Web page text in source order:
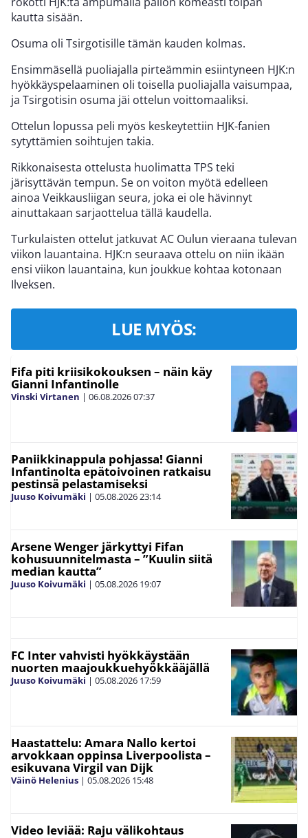
kautta sisään.
Osuma oli Tsirgotisille tämän kauden kolmas.
Ensimmäsellä puoliajalla pirteämmin esiintyneen HJK:n
hyökkäyspelaaminen oli toisella puoliajalla vaisumpaa,
ja Tsirgotisin osuma jäi ottelun voittomaaliksi.
Ottelun lopussa peli myös keskeytettiin HJK-fanien
sytyttämien soihtujen takia.
Rikkonaisesta ottelusta huolimatta TPS teki
järisyttävän tempun. Se on voiton myötä edelleen
ainoa Veikkausliigan seura, joka ei ole hävinnyt
ainuttakaan sarjaottelua tällä kaudella.
Turkulaisten ottelut jatkuvat AC Oulun vieraana tulevan
viikon lauantaina. HJK:n seuraava ottelu on niin ikään
ensi viikon lauantaina, kun joukkue kohtaa kotonaan
Ilveksen.
LUE MYÖS:
Fifa piti kriisikokouksen – näin käy
Gianni Infantinolle
Vinski Virtanen | 06.08.202607:37
Paniikkinappula pohjassa! Gianni
Infantinolta epätoivoinen ratkaisu
pestinsä pelastamiseksi
Juuso Koivumäki | 05.08.202623:14
Arsene Wenger järkyttyi Fifan
kohusuunnitelmasta – ”Kuulin siitä
median kautta”
Juuso Koivumäki | 05.08.2026 19:07
FC Inter vahvisti hyökkäystään
nuorten maajoukkuehyökkääjällä
Juuso Koivumäki | 05.08.2026 17:59
Haastattelu: Amara Nallo kertoi
arvokkaan oppinsa Liverpoolista –
esikuvana Virgil van Dijk
Väinö Helenius | 05.08.2026 15:48
Video leviää: Raju välikohtaus